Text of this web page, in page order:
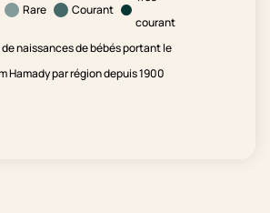
Rare Courant
courant
de naissances de bébés portant le
Hamady par région depuis 1900